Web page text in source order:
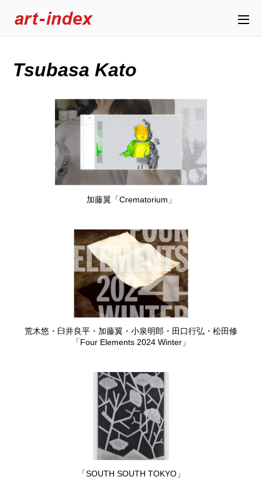
Tsubasa Kato
加藤翼「Crematorium」
荒木悠・臼井良平・加藤翼・小泉明郎・田口行弘・松田修
「Four Elements 2024 Winter」
「SOUTH SOUTH TOKYO」